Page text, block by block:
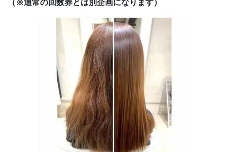
（※通常の回数券とは別企画になります）